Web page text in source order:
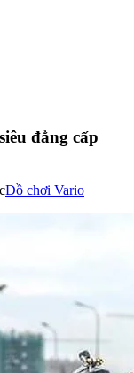
đẳng cấp
Đồ chơi Vario